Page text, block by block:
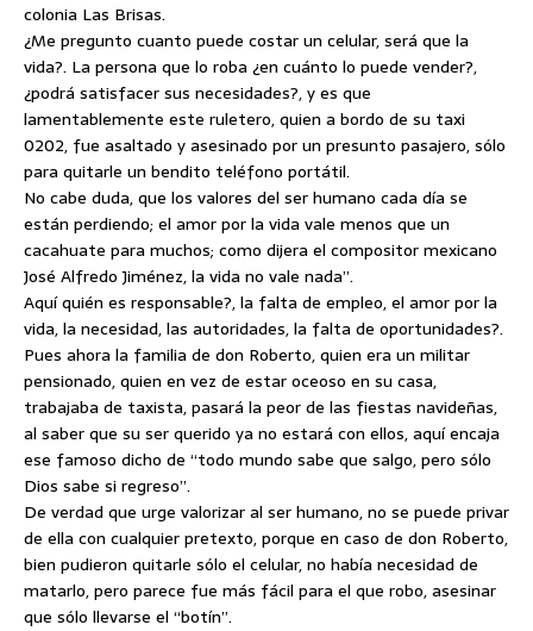
colonia Las Brisas.
¿Me pregunto cuanto puede costar un celular, será que la
vida?. La persona que lo roba ¿en cuánto lo puede vender?,
¿podrá satisfacer sus necesidades?, y es que
lamentablemente este ruletero, quien a bordo de su taxi
0202, fue asaltado y asesinado por un presunto pasajero, sólo
para quitarle un bendito teléfono portátil.
No cabe duda, que los valores del ser humano cada día se
están perdiendo; el amor por la vida vale menos que un
cacahuate para muchos; como dijera el compositor mexicano
José Alfredo Jiménez, la vida no vale nada”.
Aquí quién es responsable?, la falta de empleo, el amor por la
vida, la necesidad, las autoridades, la falta de oportunidades?.
Pues ahora la familia de don Roberto, quien era un militar
pensionado, quien en vez de estar oceoso en su casa,
trabajaba de taxista, pasará la peor de las fiestas navideñas,
al saber que su ser querido ya no estará con ellos, aquí encaja
ese famoso dicho de “todo mundo sabe que salgo, pero sólo
Dios sabe si regreso”.
De verdad que urge valorizar al ser humano, no se puede privar
de ella con cualquier pretexto, porque en caso de don Roberto,
bien pudieron quitarle sólo el celular, no había necesidad de
matarlo, pero parece fue más fácil para el que robo, asesinar
que sólo llevarse el “botín”.